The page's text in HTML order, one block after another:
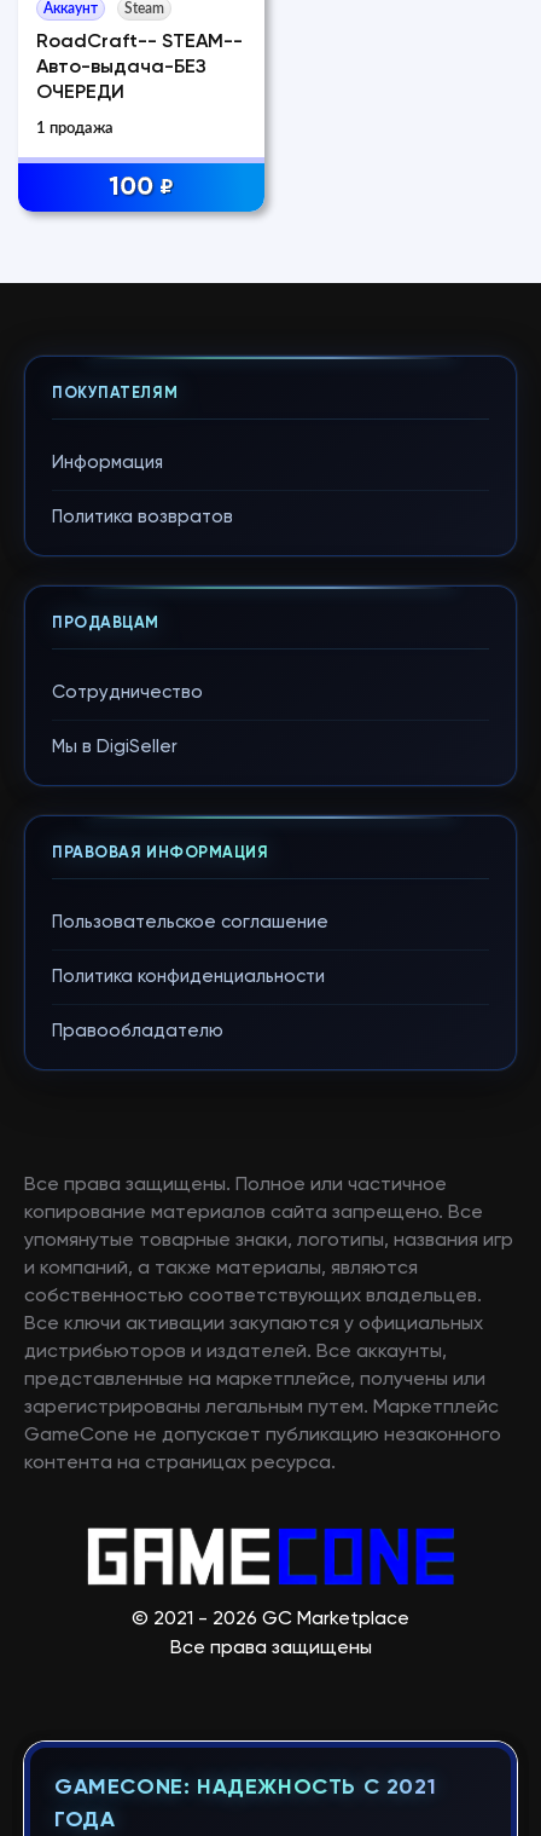
Аккаунт Steam
RoadCraft-- STEAM--
Авто-выдача-БЕЗ
ОЧЕРЕДИ
1 продажа
100 ₽
ПОКУПАТЕЛЯМ
Информация
Политика возвратов
ПРОДАВЦАМ
Сотрудничество
Мы в DigiSeller
ПРАВОВАЯ ИНФОРМАЦИЯ
Пользовательское соглашение
Политика конфиденциальности
Правообладателю
Все права защищены. Полное или частичное
копирование материалов сайта запрещено. Все
упомянутые товарные знаки, логотипы, названия игр
и компаний, а также материалы, являются
собственностью соответствующих владельцев.
Все ключи активации закупаются у официальных
дистрибьюторов и издателей. Все аккаунты,
представленные на маркетплейсе, получены или
зарегистрированы легальным путем. Маркетплейс
GameCone не допускает публикацию незаконного
контента на страницах ресурса.
© 2021 - 2026 GC Marketplace
Все права защищены
GAMECONE: НАДЕЖНОСТЬ С 2021
ГОДА